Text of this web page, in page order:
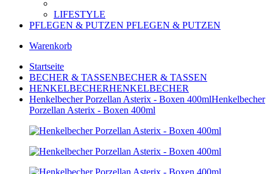
LIFESTYLE
PFLEGEN & PUTZEN PFLEGEN & PUTZEN
Warenkorb
Startseite
BECHER & TASSENBECHER & TASSEN
HENKELBECHERHENKELBECHER
Henkelbecher Porzellan Asterix - Boxen 400mlHenkelbecher
Porzellan Asterix - Boxen 400ml